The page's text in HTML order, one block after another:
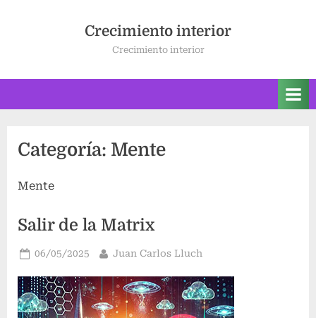
Crecimiento interior
Crecimiento interior
Categoría: Mente
Mente
Salir de la Matrix
Publicado
06/05/2025 Por
Juan Carlos Lluch